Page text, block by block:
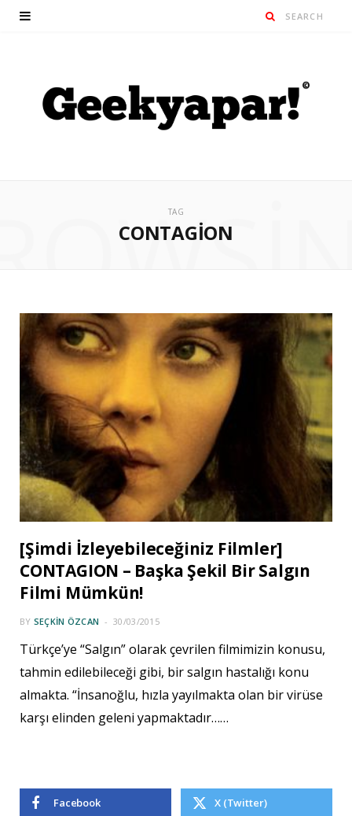
TAG
CONTAGION
[Şimdi İzleyebileceğiniz Filmler]
CONTAGION – Başka Şekil Bir Salgın
Filmi Mümkün!
BY SEÇKIN ÖZCAN 30/03/2015
Türkçe’ye “Salgın” olarak çevrilen filmimizin konusu,
tahmin edilebileceği gibi, bir salgın hastalığı konu
almakta. “İnsanoğlu, hızla yayılmakta olan bir virüse
karşı elinden geleni yapmaktadır……
Facebook X (Twitter)